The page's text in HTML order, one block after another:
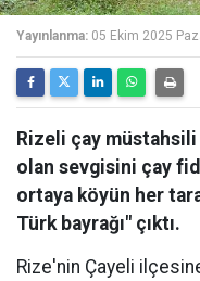
Yayınlanma: 05 Ekim 2025
Rizeli çay müstahsili
olan sevgisini çay
ortaya köyün her
Türk bayrağı" çıktı.
Rize'nin Çayeli